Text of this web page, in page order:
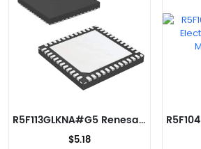
R5F113GLKNA#G5 Renesas Electronics America Inc Microcontrôleurs
$5.18